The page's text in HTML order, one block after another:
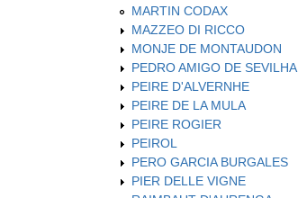
MARTIN CODAX
MAZZEO DI RICCO
MONJE DE MONTAUDON
PEDRO AMIGO DE SEVILHA
PEIRE D'ALVERNHE
PEIRE DE LA MULA
PEIRE ROGIER
PEIROL
PERO GARCIA BURGALES
PIER DELLE VIGNE